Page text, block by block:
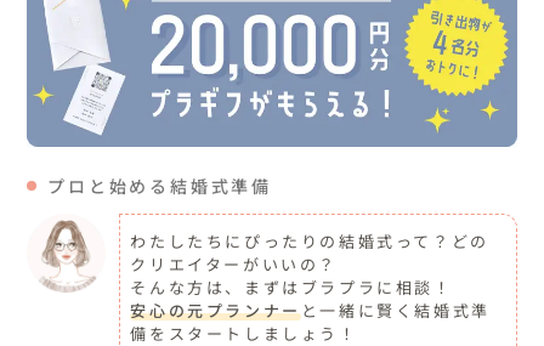
プロと始める結婚式準備
わたしたちにぴったりの結婚式って？どの
クリエイターがいいの？
そんな方は、まずはブラプラに相談！
安心の元プランナーと一緒に賢く結婚式準
備をスタートしましょう！